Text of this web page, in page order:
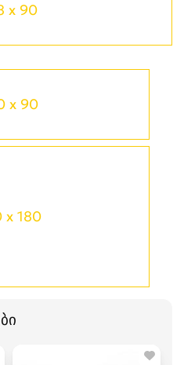
x 90
x 180
x 90